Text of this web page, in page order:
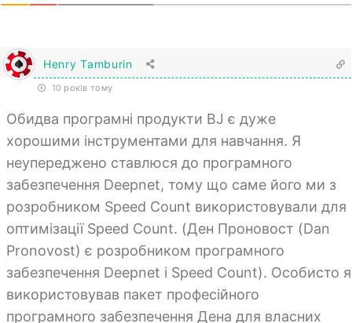
Henry Tamburin
10 років тому
Обидва програмні продукти BJ є дуже
хорошими інструментами для навчання. Я
неупереджено ставлюся до програмного
забезпечення Deepnet, тому що саме його ми з
розробником Speed Count використовували для
оптимізації Speed Count. (Ден Проновост (Dan
Pronovost) є розробником програмного
забезпечення Deepnet і Speed Count). Особисто я
використовував пакет професійного
програмного забезпечення Дена для власних